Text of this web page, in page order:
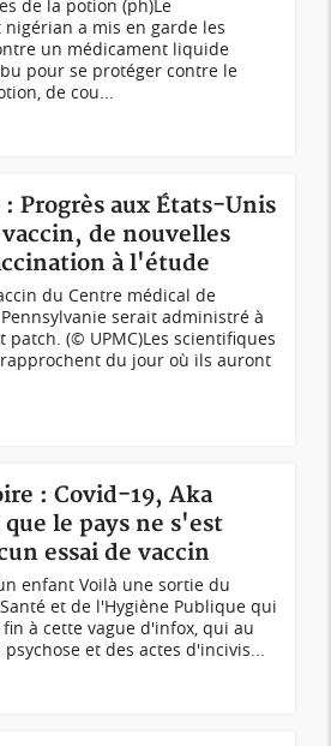
de la potion (ph)Le
a mis en garde les
un médicament liquide
pour se protéger contre le
de cou...
: Progrès aux États-Unis
de nouvelles
à l'étude
du Centre médical de
serait administré à
patch. (© UPMC)Les scientifiques
du jour où ils auront
: Covid-19, Aka
le pays ne s'est
essai de vaccin
enfant Voilà une sortie du
et de l'Hygiène Publique qui
à cette vague d'infox, qui au
et des actes d'incivis...